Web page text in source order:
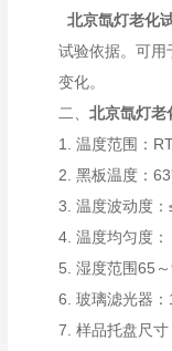
北京氙灯老化
试验依据。可用
变化。
二、 北京氙灯老
1. 温度范围：
2. 黑板温度：
3. 温度波动度
4. 温度均匀度
5. 湿度范围65
6. 玻璃滤光器：
7. 样品托盘尺